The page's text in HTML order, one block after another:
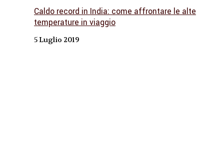
Caldo record in India: come affrontare le alte
temperature in viaggio
5 Luglio 2019